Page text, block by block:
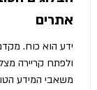
אתרים
ידע הוא כוח.
ולפתח קריירה
משאבי המידע